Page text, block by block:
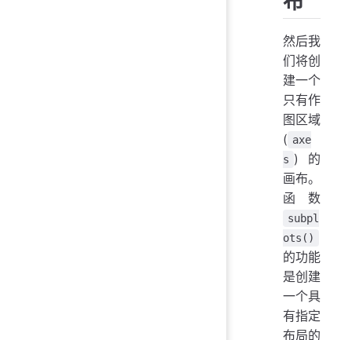
然后我
们将创
建一个
只有作
图区域
( axe
s )的
画布。
函数
subpl
ots()
的功能
是创建
一个具
有指定
布局的